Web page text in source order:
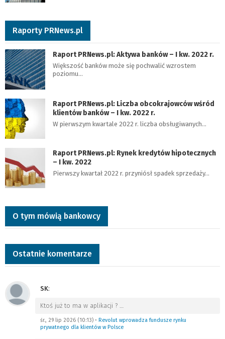
Raporty PRNews.pl
Raport PRNews.pl: Aktywa banków – I kw. 2022 r.
Większość banków może się pochwalić wzrostem
poziomu…
Raport PRNews.pl: Liczba obcokrajowców wśród
klientów banków – I kw. 2022 r.
W pierwszym kwartale 2022 r. liczba obsługiwanych…
Raport PRNews.pl: Rynek kredytów hipotecznych
– I kw. 2022
Pierwszy kwartał 2022 r. przyniósł spadek sprzedaży…
O tym mówią bankowcy
Ostatnie komentarze
SK:
Ktoś już to ma w aplikacji ? …
śr., 29 lip 2026 (10:13) • Revolut wprowadza fundusze rynku
prywatnego dla klientów w Polsce